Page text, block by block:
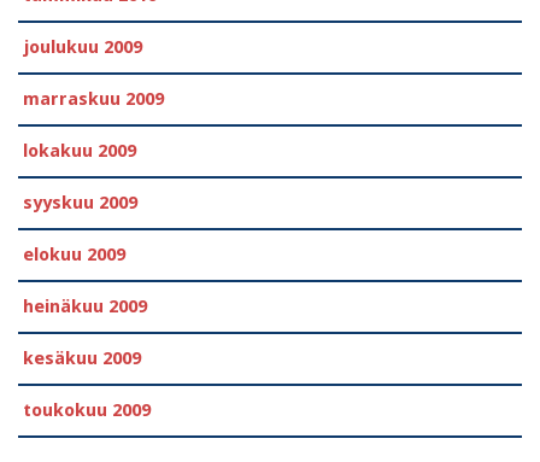
joulukuu 2009
marraskuu 2009
lokakuu 2009
syyskuu 2009
elokuu 2009
heinäkuu 2009
kesäkuu 2009
toukokuu 2009